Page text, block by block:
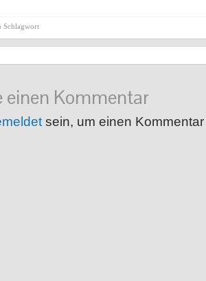
Schlagwort
einen Kommentar
sein, um einen